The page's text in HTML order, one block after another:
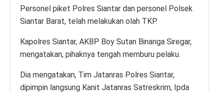
Personel piket Polres Siantar dan personel Polsek
Siantar Barat, telah melakukan olah TKP.
Kapolres Siantar, AKBP Boy Sutan Binanga Siregar,
mengatakan, pihaknya tengah memburu pelaku.
Dia mengatakan, Tim Jatanras Polres Siantar,
dipimpin langsung Kanit Jatanras Satreskrim, Ipda